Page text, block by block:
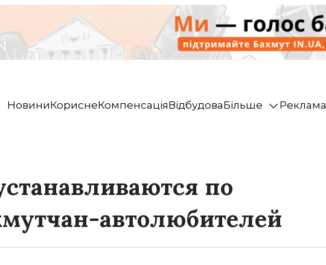
НовиниКориснеКомпенсаціяВідбудоваБільше Реклама
по
автолюбителей